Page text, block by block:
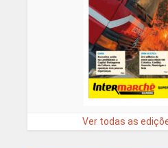
Ver todas as